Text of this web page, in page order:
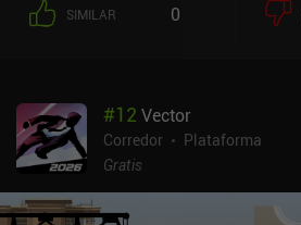
SIMILAR 0
#12 Vector
Corredor
Plataforma
Gratis